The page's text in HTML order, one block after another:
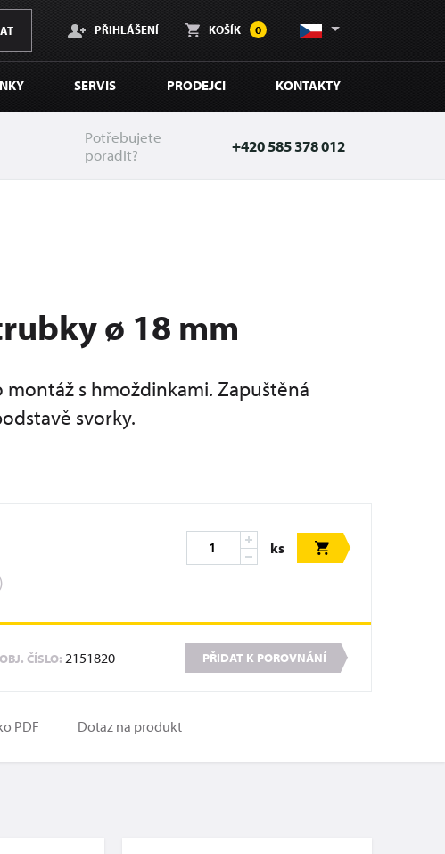
PŘIHLÁŠENÍ KOŠÍK 0
SERVIS PRODEJCI KONTAKTY
Potřebujete
poradit?
+420 585 378 012
ø 18 mm
montáž s hmoždinkami. Zapuštěná
svorky.
ks
OBJ. ČÍSLO: 2151820 PŘIDAT K POROVNÁNÍ
PDF Dotaz na produkt